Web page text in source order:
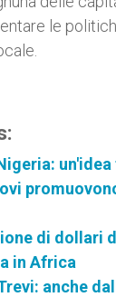
le
di dollari
in Africa
anche